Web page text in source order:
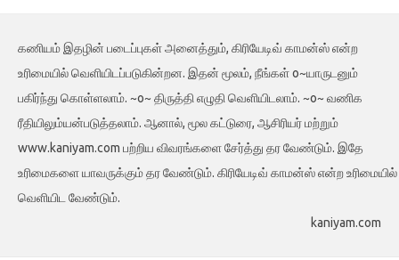
கணியம் இதழின் படைப்புகள் அனைத்தும், கிரியேடிவ் காமன்ஸ் என்ற
உரிமையில் வெளியிடப்படுகின்றன. இதன் மூலம், நீங்கள் o~யாருடனும்
பகிர்ந்து கொள்ளலாம். ~o~ திருத்தி எழுதி வெளியிடலாம். ~o~ வணிக
ரீதியிலும்யன்படுத்தலாம். ஆனால், மூல கட்டுரை, ஆசிரியர் மற்றும்
www.kaniyam.com பற்றிய விவரங்களை சேர்த்து தர வேண்டும். இதே
உரிமைகளை யாவருக்கும் தர வேண்டும். கிரியேடிவ் காமன்ஸ் என்ற உரிமையில்
வெளியிட வேண்டும்.
kaniyam.com